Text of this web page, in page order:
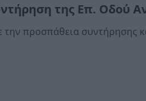
της Επ. Οδού
την προσπάθεια